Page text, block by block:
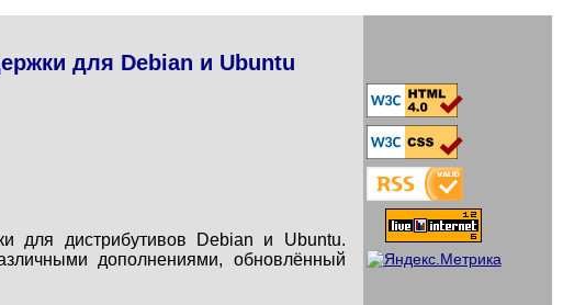
для Debian и Ubuntu
для дистрибутивов Debian и Ubuntu.
дополнениями, обновлённый